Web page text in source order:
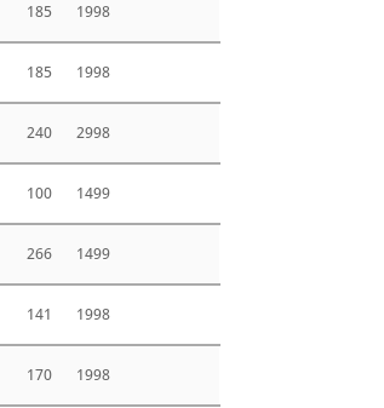
185 1998
185 1998
240 2998
100 1499
266 1499
141 1998
170 1998